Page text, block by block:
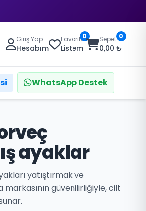
Giriş Yap
Hesabım
Favoriler
Listem
0 Sepet
0,00 ₺
0
WhatsApp Destek
ayaklar
yatıştırmak ve
güvenilirliğiyle, cilt